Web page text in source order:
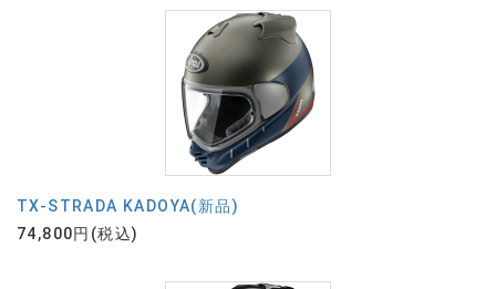
TX-STRADA KADOYA(新品)
74,800円(税込)